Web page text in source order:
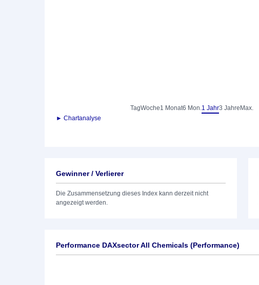
TagWoche1 Monat6 Mon.1 Jahr3 Jahre Max.
► Chartanalyse
Gewinner / Verlierer
Die Zusammensetzung dieses Index kann derzeit nicht
angezeigt werden.
Performance DAXsector All Chemicals (Performance)